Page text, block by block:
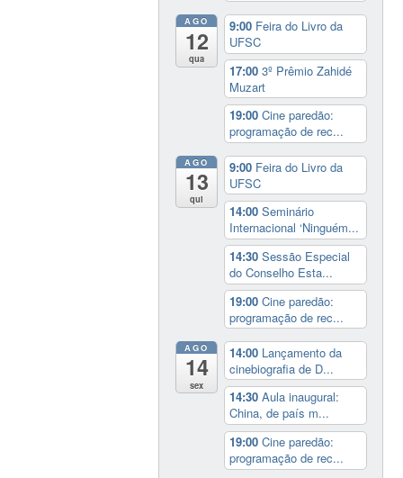
AGO
12
qua
9:00 Feira do Livro da
UFSC
17:003º Prêmio Zahidé
Muzart
19:00Cine paredão:
programação de rec...
AGO
13
qui
9:00 Feira do Livro da
UFSC
14:00Seminário
Internacional ‘Ninguém...
14:30Sessão Especial
do Conselho Esta...
19:00Cine paredão:
programação de rec...
AGO
14
sex
14:00 Lançamento da
cinebiografia de D...
14:30Aula inaugural:
China, de país m...
19:00Cine paredão:
programação de rec...